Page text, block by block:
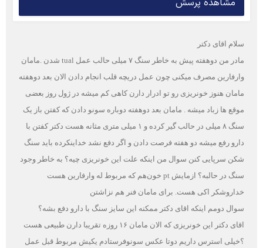
مشاهده پرسش
سلام اقای دکتر
مادر من دوهفته پیش به خاطر سنگ ۷ میلی حالب عمل tual شدن .مامان
وارفارین مصرف میکنی چون عمل دریچه قلب انجام دادن الان بعد دوهفته
مامان هنوز خونریزی رو تو ادرار دارن کاهی کم میشه در ژول روز بعضی
موقع ها زباد میشه . مامان بعد دوهفته دوباره سونو دادن که کفتن باز یک
سنگ ۸ میلی در حالب گیر کرده و ۱ میلی متری مثانه هست دکتر کفتن با
دارو رفع میشه دو هفته فرصت دادن و اگر دفع نشد خداینکرده باید سنگ
شکن سرپایی کنن سوال من اینکه علت این خونریزی چیه؟ به خاطر وجود
سنگ در حالبه؟ ازمایش pt خون‌هم که مربوط له وارفارین هست
خداروشکر اکی هست. برای مامان فنر هم نزاشتن
سوال دومم اینکه اقای دکتر ممکنه این سایز سنگ با دارو دفع بشه؟
اقای دکتر این خونریزی که الان مامان ۱۶ روزه تقریبا دارن طبیعی هست
؟خیلی استرس داریم دوتا عکس سونو‌فرستادم یکیش مربوط قبل عمل